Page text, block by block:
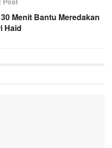
Menit Bantu Meredakan
Haid